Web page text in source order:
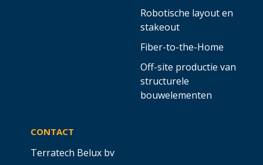
Robotische layout en
stakeout
Fiber-to-the-Home
Off-site productie van
structurele
bouwelementen
CONTACT
Terratech Belux bv